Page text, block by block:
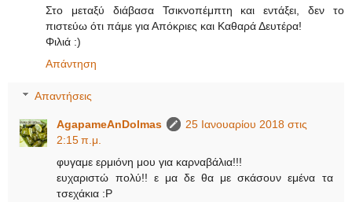
Στο μεταξύ διάβασα Τσικνοπέμπτη και εντάξει, δεν το
πιστεύω ότι πάμε για Απόκριες και Καθαρά Δευτέρα!
Φιλιά :)
Απάντηση
Απαντήσεις
AgapameAnDolmas
25 Ιανουαρίου 2018 στις
2:15 π.μ.
φυγαμε ερμιόνη μου για καρναβάλια!!!
ευχαριστώ πολύ!! ε μα δε θα με σκάσουν εμένα τα
τσεχάκια :P